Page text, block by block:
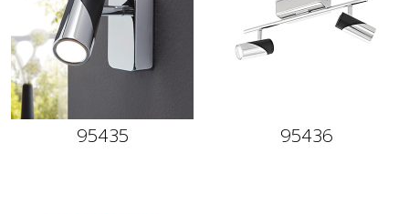
95435 95436